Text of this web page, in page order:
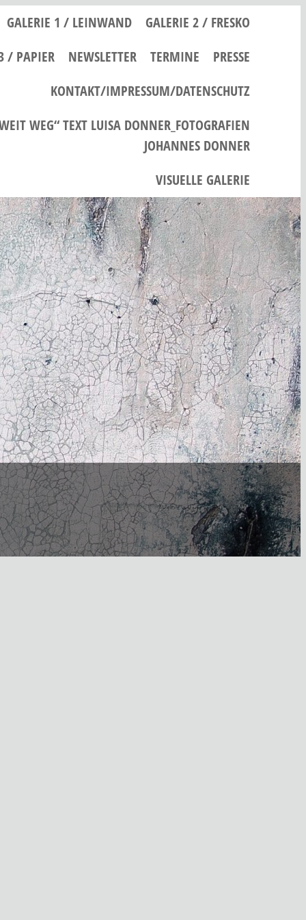
GALERIE 1 / LEINWAND
GALERIE 2 / FRESKO
/ PAPIER
NEWSLETTER TERMINE
PRESSE
KONTAKT/IMPRESSUM/DATENSCHUTZ
WEG“ TEXT LUISA DONNER_FOTOGRAFIEN
JOHANNES DONNER
VISUELLE GALERIE